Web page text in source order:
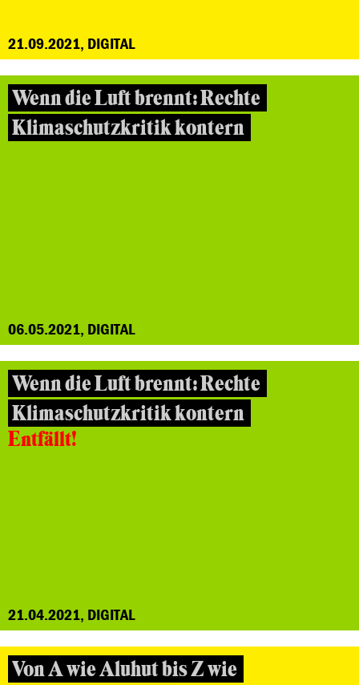
21.09.2021, DIGITAL
Wenn die Luft brennt: Rechte
Klimaschutzkritik kontern
06.05.2021, DIGITAL
Wenn die Luft brennt: Rechte
Klimaschutzkritik kontern
Entfällt!
21.04.2021, DIGITAL
Von A wie Aluhut bis Z wie